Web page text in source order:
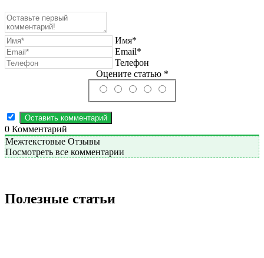
Имя*
Email*
Телефон
Оцените статью *
0 Комментарий
Межтекстовые Отзывы
Посмотреть все комментарии
Полезные статьи